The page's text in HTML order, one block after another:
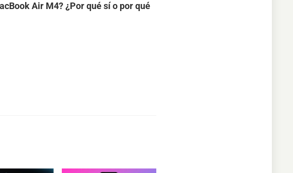
Air M4? ¿Por qué sí o por qué